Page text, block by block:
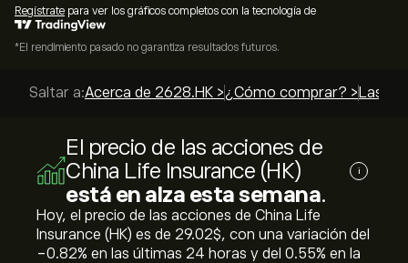
Regístrate para ver los gráficos completos con la tecnología de
*El rendimiento pasado no garantiza resultados futuros.
Saltar a:Acerca de 2628.HK >¿Cómo comprar? > Las
El precio de las acciones de
China Life Insurance (HK)
está en alza esta semana.
i
Hoy, el precio de las acciones de China Life
Insurance (HK) es de 29.02‎$‎, con una variación del
‎-0.82‎% en las últimas 24 horas y del ‎0.55‎% en la